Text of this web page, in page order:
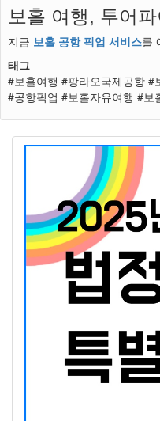
보홀 여행, 투어
지금 보홀 공항 픽업 서비스를
태그
#보홀여행 #팡라오국제공항 #
#공항픽업 #보홀자유여행 #보